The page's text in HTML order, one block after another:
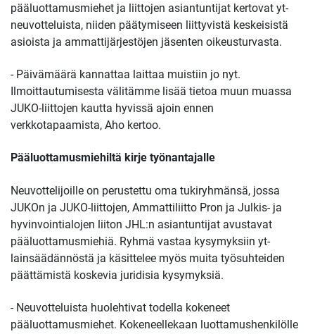
pääluottamusmiehet ja liittojen asiantuntijat kertovat yt-
neuvotteluista, niiden päätymiseen liittyvistä keskeisistä
asioista ja ammattijärjestöjen jäsenten oikeusturvasta.
- Päivämäärä kannattaa laittaa muistiin jo nyt.
Ilmoittautumisesta välitämme lisää tietoa muun muassa
JUKO-liittojen kautta hyvissä ajoin ennen
verkkotapaamista, Aho kertoo.
Pääluottamusmiehiltä kirje työnantajalle
Neuvottelijoille on perustettu oma tukiryhmänsä, jossa
JUKOn ja JUKO-liittojen, Ammattiliitto Pron ja Julkis- ja
hyvinvointialojen liiton JHL:n asiantuntijat avustavat
pääluottamusmiehiä. Ryhmä vastaa kysymyksiin yt-
lainsäädännöstä ja käsittelee myös muita työsuhteiden
päättämistä koskevia juridisia kysymyksiä.
- Neuvotteluista huolehtivat todella kokeneet
pääluottamusmiehet. Kokeneellekaan luottamushenkilölle